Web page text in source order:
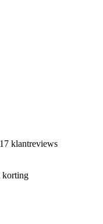
klantreviews
korting